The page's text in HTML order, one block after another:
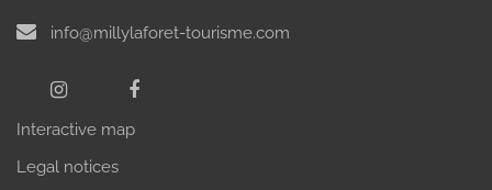
info@millylaforet-tourisme.com
Interactive map
Legal notices